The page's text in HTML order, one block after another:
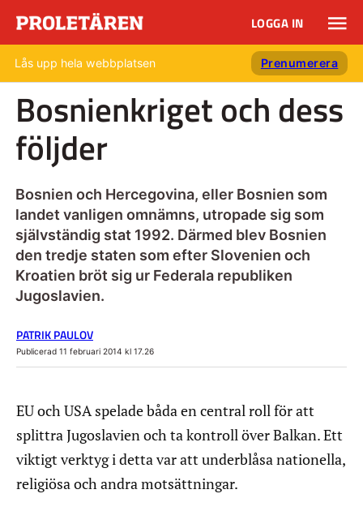
LOGGA IN
Lås upp hela webbplatsen Prenumerera
Bosnienkriget och dess
följder
Bosnien och Hercegovina, eller Bosnien som
landet vanligen omnämns, utropade sig som
självständig stat 1992. Därmed blev Bosnien
den tredje staten som efter Slovenien och
Kroatien bröt sig ur Federala republiken
Jugoslavien.
PATRIK PAULOV
Publicerad 11 februari 2014 kl 17.26
EU och USA spelade båda en central roll för att
splittra Jugoslavien och ta kontroll över Balkan. Ett
viktigt verktyg i detta var att underblåsa nationella,
religiösa och andra motsättningar.